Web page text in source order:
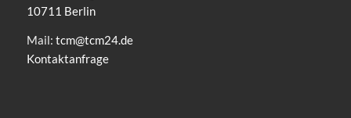
10711 Berlin
Mail: tcm@tcm24.de
Kontaktanfrage